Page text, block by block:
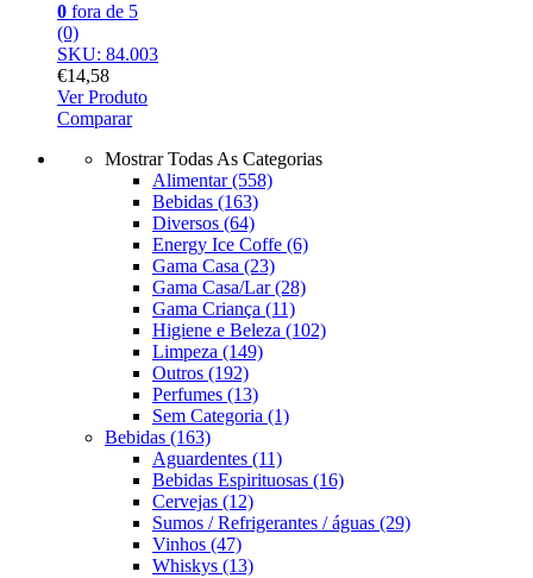
0 fora de 5
(0)
SKU: 84.003
€14,58
Ver Produto
Comparar
Mostrar Todas As Categorias
Alimentar(558)
Bebidas (163)
Diversos (64)
Energy Ice Coffe (6)
Gama Casa (23)
Gama Casa/Lar(28)
Gama Criança (11)
Higiene e Beleza (102)
Limpeza (149)
Outros (192)
Perfumes (13)
Sem Categoria (1)
Bebidas (163)
Aguardentes (11)
Bebidas Espirituosas (16)
Cervejas (12)
Sumos / Refrigerantes / águas (29)
Vinhos (47)
Whiskys (13)